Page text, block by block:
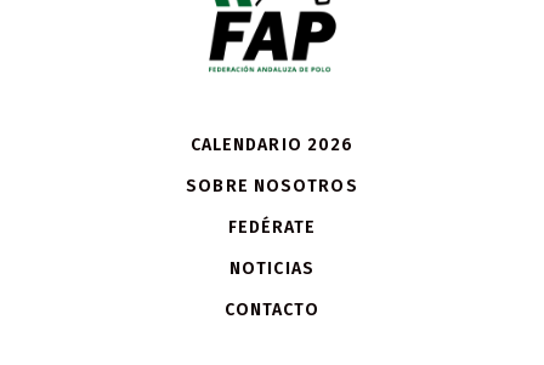
CALENDARIO 2026
SOBRE NOSOTROS
FEDÉRATE
NOTICIAS
CONTACTO